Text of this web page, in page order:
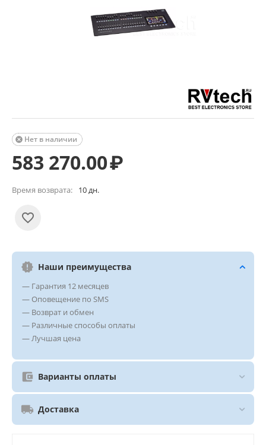
Нет в наличии

583 270.00₽
Время возврата: 10 дн.
Наши преимущества
— Гарантия 12 месяцев
— Оповещение по SMS
— Возврат и обмен
— Различные способы оплаты
— Лучшая цена
Варианты оплаты
Доставка